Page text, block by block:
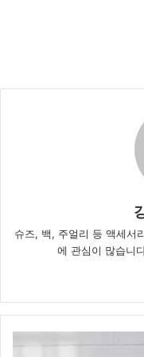
슈즈, 백, 주얼리 등 액세서
에 관심이 많습니